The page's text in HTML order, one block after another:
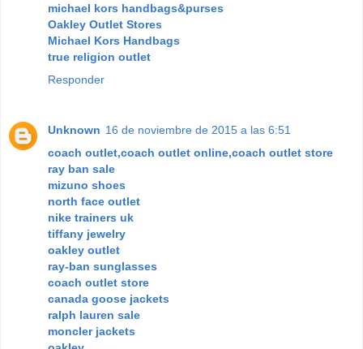
michael kors handbags&purses
Oakley Outlet Stores
Michael Kors Handbags
true religion outlet
Responder
Unknown 16 de noviembre de 2015 a las 6:51
coach outlet,coach outlet online,coach outlet store
ray ban sale
mizuno shoes
north face outlet
nike trainers uk
tiffany jewelry
oakley outlet
ray-ban sunglasses
coach outlet store
canada goose jackets
ralph lauren sale
moncler jackets